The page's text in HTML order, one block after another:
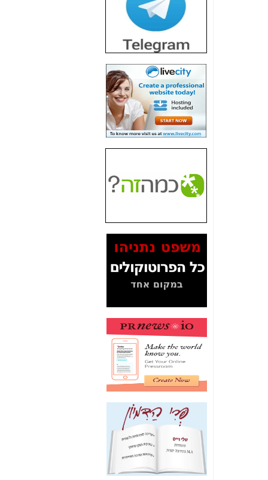
חשיפת מה שלא
רוצים שתדעו בעניין
פריסת אנלימיטד
(בניחוח בלתי נסבל) -
כאן
חשיפה: איוב קרא
אישר לקבוצת סלקום
בדיוק מה שביבי אישר
כאן
האם השר איוב קרא
היה צריך בכלל לחתום
על האישור, שנתן
האם ביבי וקרא קבלו
בכלל תמורה עבור
ההטבות הרגולטוריות
המסמכים בנושא בזק-
Yes (תיק 4000)
מוכיחים "תפירת תיק"
לאיש הלא נכון! -כאן
עובדות ומסמכים
האם ביבי כשר
תקשורת עזר לקב'
בזק? -כאן
מה מקור ה-Fake
News שהביא לתפירת
תיק לביבי והעלמת
החשודים הנכונים -כאן
אחת הרגליים של "תיק
4000 התפור"
התמוטטה היום
בניצחון (כפול) של בזק
-
כאן
איך כתבות מפנקות